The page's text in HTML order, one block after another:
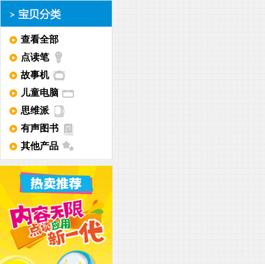
查看全部
点读笔
故事机
儿童电脑
思维派
有声图书
其他产品